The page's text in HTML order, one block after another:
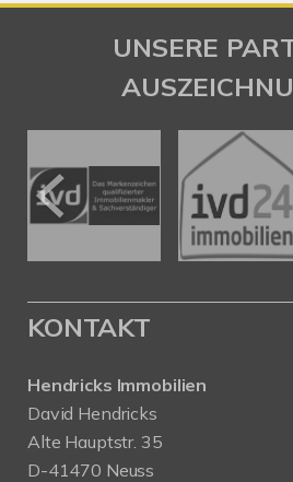
UNSERE
KONTAKT
Hendricks Immobilien
David Hendricks
Alte Hauptstr. 35
D-41470 Neuss